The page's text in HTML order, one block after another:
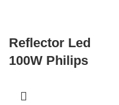
Reflector Led
100W Philips